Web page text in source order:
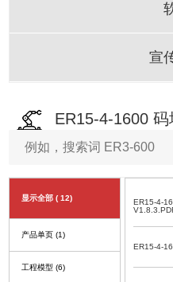
宣
ER15-4-1600 码
显示全部 ( 12)
产品单页 (1)
工程模型 (6)
ER15-4-
ER15-4-